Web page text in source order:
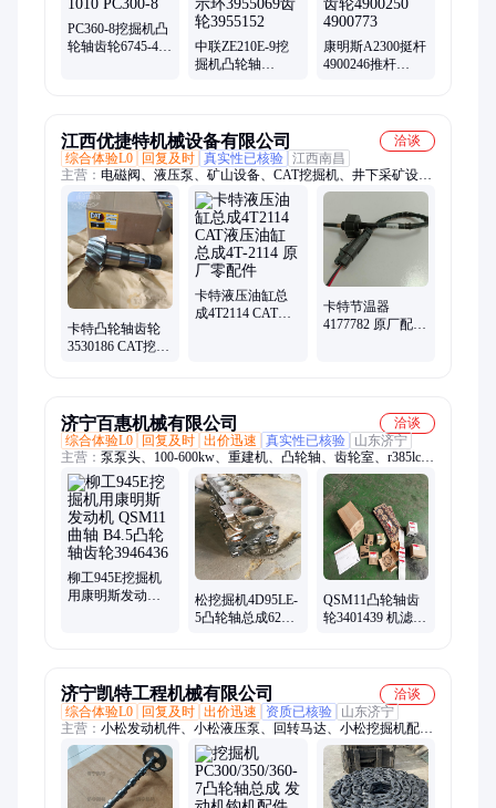
PC360-8挖掘机凸
轮轴齿轮6745-41-
中联ZE210E-9挖
掘机凸轮轴
康明斯A2300挺杆
4900246推杆
江西优捷特机械设备有限公司
洽谈
综合体验L0
回复及时 真实性已核验 江西南昌
主营： 电磁阀、液压泵、矿山设备、CAT挖掘机、井下采矿设
备、发动机总成、电脑板、履带链轨、装载机缸套、液压破碎
锤、发动机件
卡特凸轮轴齿轮
3530186 CAT挖掘
卡特液压油缸总
成4T2114 CAT液
卡特节温器
4177782 原厂配件
济宁百惠机械有限公司
洽谈
综合体验L0
回复及时 出价迅速 真实性已核验
山东济宁
主营： 泵泵头、100-600kw、重建机、凸轮轴、齿轮室、r385lc-
9t、摇臂垫、改电喷、电磁阀、加热器、yc260lc-8、isf2.8isf、增
压器、喷油器、pc220-8m0、传感器、机中缸、pc240lc-8、6bt-
6d102、飞轮壳、电脑板、3990517-5、油压表、基础机、冷却器
柳工945E挖掘机
用康明斯发动机
松挖掘机4D95LE-
5凸轮轴总成6271-
QSM11凸轮轴齿
轮3401439 机滤
济宁凯特工程机械有限公司
洽谈
综合体验L0
回复及时 出价迅速 资质已核验
山东济宁
主营： 小松发动机件、小松液压泵、回转马达、小松挖掘机配
件、行走马达